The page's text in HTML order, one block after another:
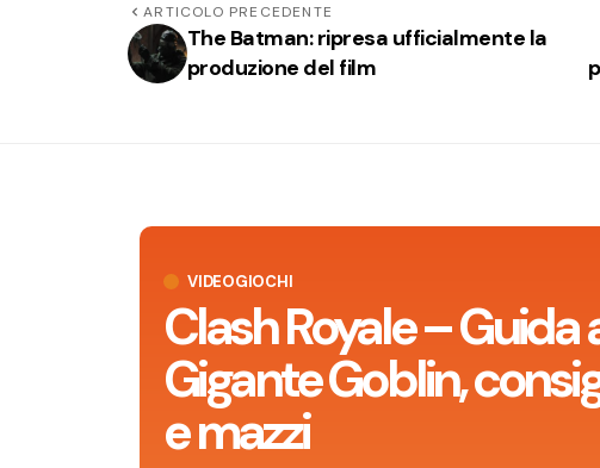
ARTICOLO PRECEDENTE
The Batman: ripresa ufficialmente la
produzione del film
VIDEOGIOCHI
Clash Royale – Guida
Gigante Goblin,
e mazzi